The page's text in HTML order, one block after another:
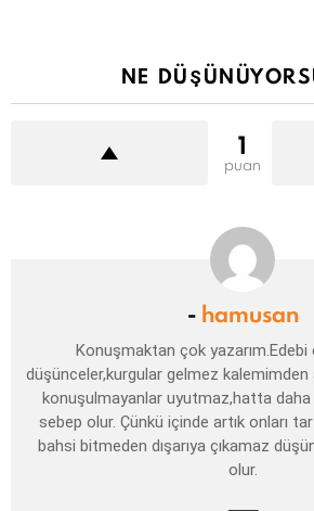
NE
1
puan
- hamusan
Konuşmaktan çok yazarım.Edebi
düşünceler,kurgular gelmez kalemimden
konuşulmayanlar uyutmaz,hatta
sebep olur. Çünkü içinde artık onları
bahsi bitmeden dışarıya çıkamaz
olur.